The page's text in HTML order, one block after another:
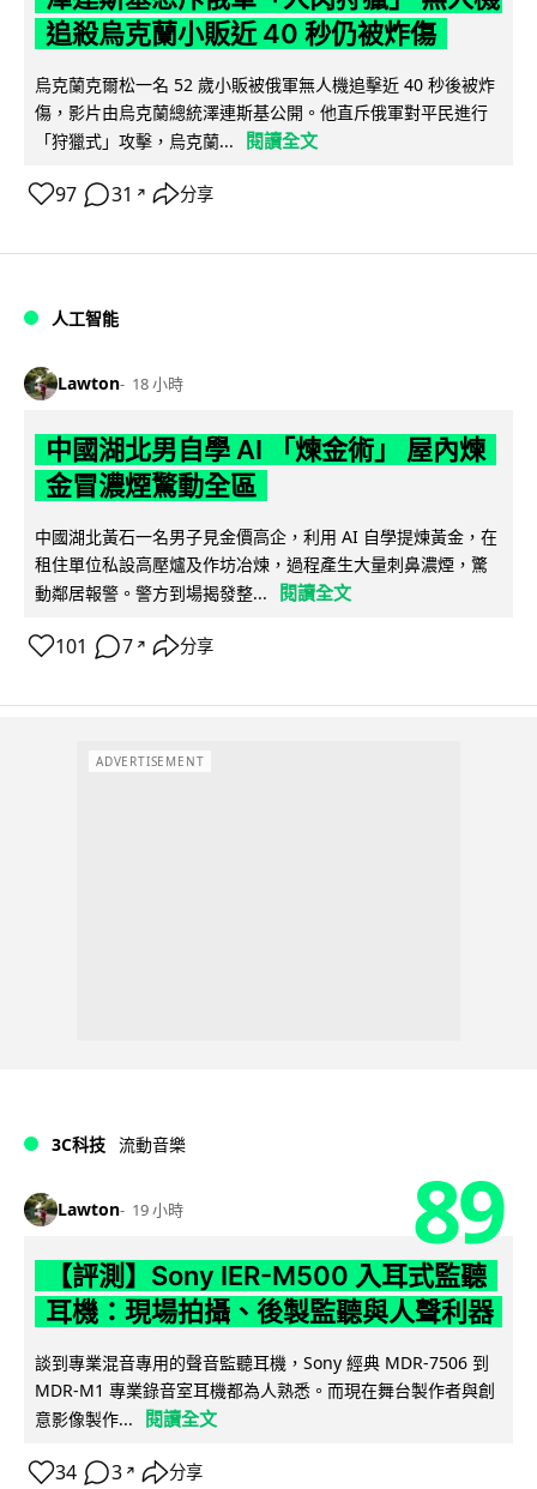
追殺烏克蘭小販近 40 秒仍被炸傷
烏克蘭克爾松一名 52 歲小販被俄軍無人機追擊近 40 秒後被炸
傷，影片由烏克蘭總統澤連斯基公開。他直斥俄軍對平民進行
「狩獵式」攻擊，烏克蘭...
閱讀全文
97 31 ↗ 分享
人工智能
Lawton 18 小時
中國湖北男自學 AI 「煉金術」 屋內煉
金冒濃煙驚動全區
中國湖北黃石一名男子見金價高企，利用 AI 自學提煉黃金，在
租住單位私設高壓爐及作坊冶煉，過程產生大量刺鼻濃煙，驚
動鄰居報警。警方到場揭發整...
閱讀全文
101 7 ↗ 分享
ADVERTISEMENT
3C科技 流動音樂
Lawton 19 小時 89
【評測】Sony IER-M500 入耳式監聽
耳機：現場拍攝、後製監聽與人聲利器
談到專業混音專用的聲音監聽耳機，Sony 經典 MDR-7506 到
MDR-M1 專業錄音室耳機都為人熟悉。而現在舞台製作者與創
意影像製作...
閱讀全文
34 3 ↗ 分享